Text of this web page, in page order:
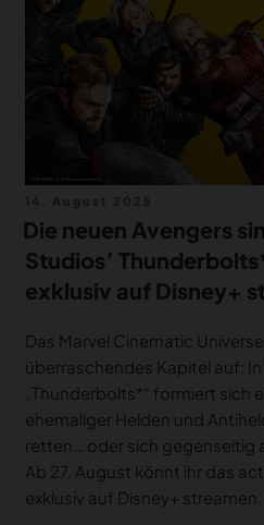
am
Die neuen Avengers
Studios’
exklusiv auf Disney+
Das Marvel Cinematic
überraschendes Kapitel auf: In
„Thunderbolts*“ formiert sich
ehemaliger Helden und
retten… oder sich gegenseitig
Ab 27. August könnt ihr das
exklusiv auf Disney+ streamen.